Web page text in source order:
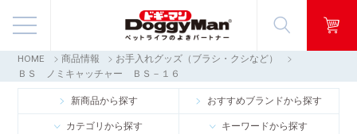
商品情報
映像ギャラリー
HOME 商品情報
お手入れグッズ（ブラシ・クシなど）
ＢＳ ノミキャッチャー ＢＳ－１６
新商品から探す おすすめブランドから探す
カテゴリから探す キーワードから探す